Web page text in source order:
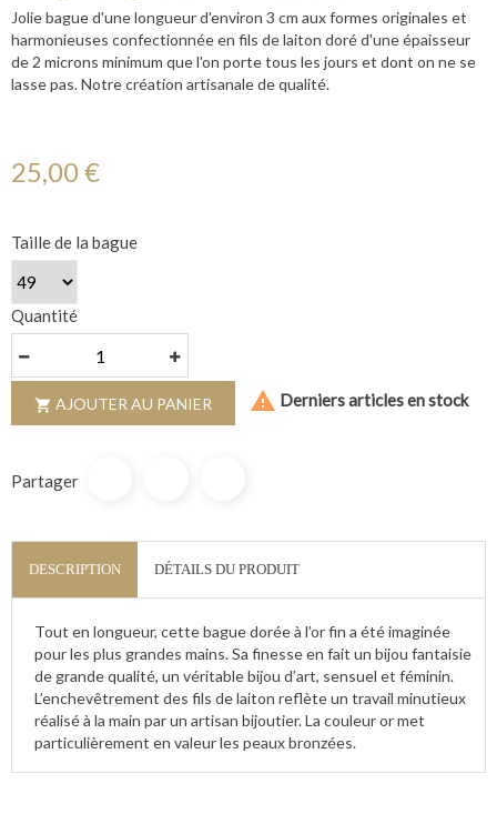
Jolie bague d'une longueur d'environ 3 cm aux formes originales et
harmonieuses confectionnée en fils de laiton doré d'une épaisseur
de 2 microns minimum que l'on porte tous les jours et dont on ne se
lasse pas. Notre création artisanale de qualité.
25,00 €
Taille de la bague
Quantité
 AJOUTER AU PANIER  Derniers articles en stock
Partager
DESCRIPTION DÉTAILS DU PRODUIT
Tout en longueur, cette bague dorée à l’or fin a été imaginée
pour les plus grandes mains. Sa finesse en fait un bijou fantaisie
de grande qualité, un véritable bijou d’art, sensuel et féminin.
L’enchevêtrement des fils de laiton reflète un travail minutieux
réalisé à la main par un artisan bijoutier. La couleur or met
particulièrement en valeur les peaux bronzées.